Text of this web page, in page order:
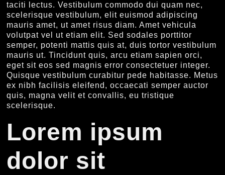
taciti lectus. Vestibulum commodo dui quam nec,
scelerisque vestibulum, elit euismod adipiscing
mauris amet, ut amet risus diam. Amet vehicula
volutpat vel ut etiam elit. Sed sodales porttitor
semper, potenti mattis quis at, duis tortor vestibulum
mauris ut. Tincidunt quis, arcu etiam sapien orci,
eget sit eos sed magnis error consectetuer integer.
Quisque vestibulum curabitur pede habitasse. Metus
ex nibh facilisis eleifend, occaecati semper auctor
quis, magna velit et convallis, eu tristique
scelerisque.
Lorem ipsum
dolor sit